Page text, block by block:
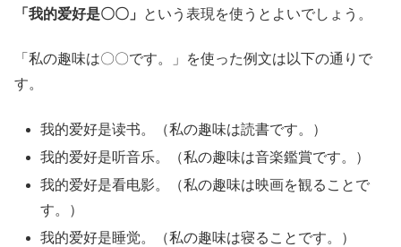
「我的爱好是〇〇」 という表現を使うとよいでしょう。
「私の趣味は〇〇です。」を使った例文は以下の通りで
す。
我的爱好是读书。（私の趣味は読書です。）
我的爱好是听音乐。（私の趣味は音楽鑑賞です。）
我的爱好是看电影。（私の趣味は映画を観ることで
す。）
我的爱好是睡觉。（私の趣味は寝ることです。）